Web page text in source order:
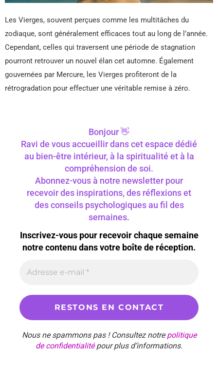
Les Vierges, souvent perçues comme les multitâches du
zodiaque, sont généralement efficaces tout au long de l’année.
Cependant, celles qui traversent une période de stagnation
pourront retrouver un nouvel élan cet automne. Également
gouvernées par Mercure, les Vierges profiteront de la
rétrogradation pour effectuer une véritable remise à zéro.
Bonjour 👋
Ravi de vous accueillir dans cet espace dédié
au bien-être intérieur, à la spiritualité et à la
compréhension de soi.
Abonnez-vous à notre newsletter pour
recevoir des inspirations, des réflexions et
des conseils psychologiques au fil des
semaines.
Inscrivez-vous pour recevoir chaque semaine
notre contenu dans votre boîte de réception.
Nous ne spammons pas ! Consultez notrepolitique
de confidentialitépour plus d’informations.